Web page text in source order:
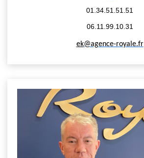
01.34.51.51.51
06.11.99.10.31
ek@agence-royale.fr